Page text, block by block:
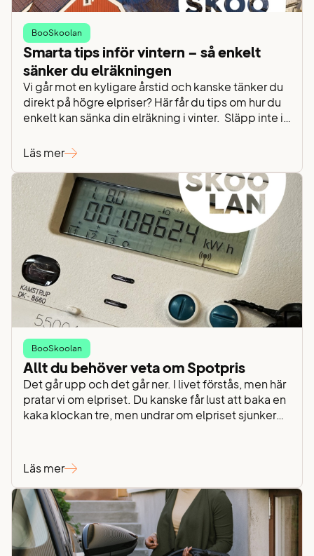
BooSkoolan
Smarta tips inför vintern – så enkelt
sänker du elräkningen
Vi går mot en kyligare årstid och kanske tänker du
direkt på högre elpriser? Här får du tips om hur du
enkelt kan sänka din elräkning i vinter. Släpp inte in
energi. Om det drar från ytterdörren, altandörren
Läs mer
BooSkoolan
Allt du behöver veta om Spotpris
Det går upp och det går ner. I livet förstås, men här
pratar vi om elpriset. Du kanske får lust att baka en
kaka klockan tre, men undrar om elpriset sjunker
spotpris. Spotpriserna fastställs av den
europeiska…
Läs mer